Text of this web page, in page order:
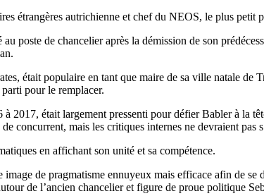
étrangères autrichienne et chef du NEOS, le plus petit
poste de chancelier après la démission de son
était populaire en tant que maire de sa ville natale
pour le remplacer.
2017, était largement pressenti pour défier Babler à la
concurrent, mais les critiques internes ne devraient pas
en affichant son unité et sa compétence.
de pragmatisme ennuyeux mais efficace afin de
de l’ancien chancelier et figure de proue politique